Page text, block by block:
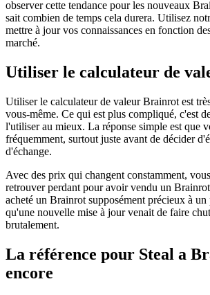
observer cette tendance pour les nouveaux
sait combien de temps cela durera. Utilisez
mettre à jour vos connaissances en fonction
marché.
Utiliser le calculateur de
Utiliser le calculateur de valeur Brainrot est
vous-même. Ce qui est plus compliqué, c'est
l'utiliser au mieux. La réponse simple est que
fréquemment, surtout juste avant de décider
d'échange.
Avec des prix qui changent constamment,
retrouver perdant pour avoir vendu un
acheté un Brainrot supposément précieux à
qu'une nouvelle mise à jour venait de faire
brutalement.
La référence pour Steal a
encore